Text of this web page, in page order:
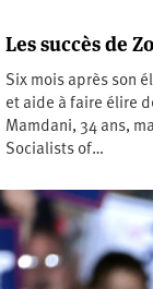
Les succès de
Six mois après son
et aide à faire élire
Mamdani, 34 ans,
Socialists of…